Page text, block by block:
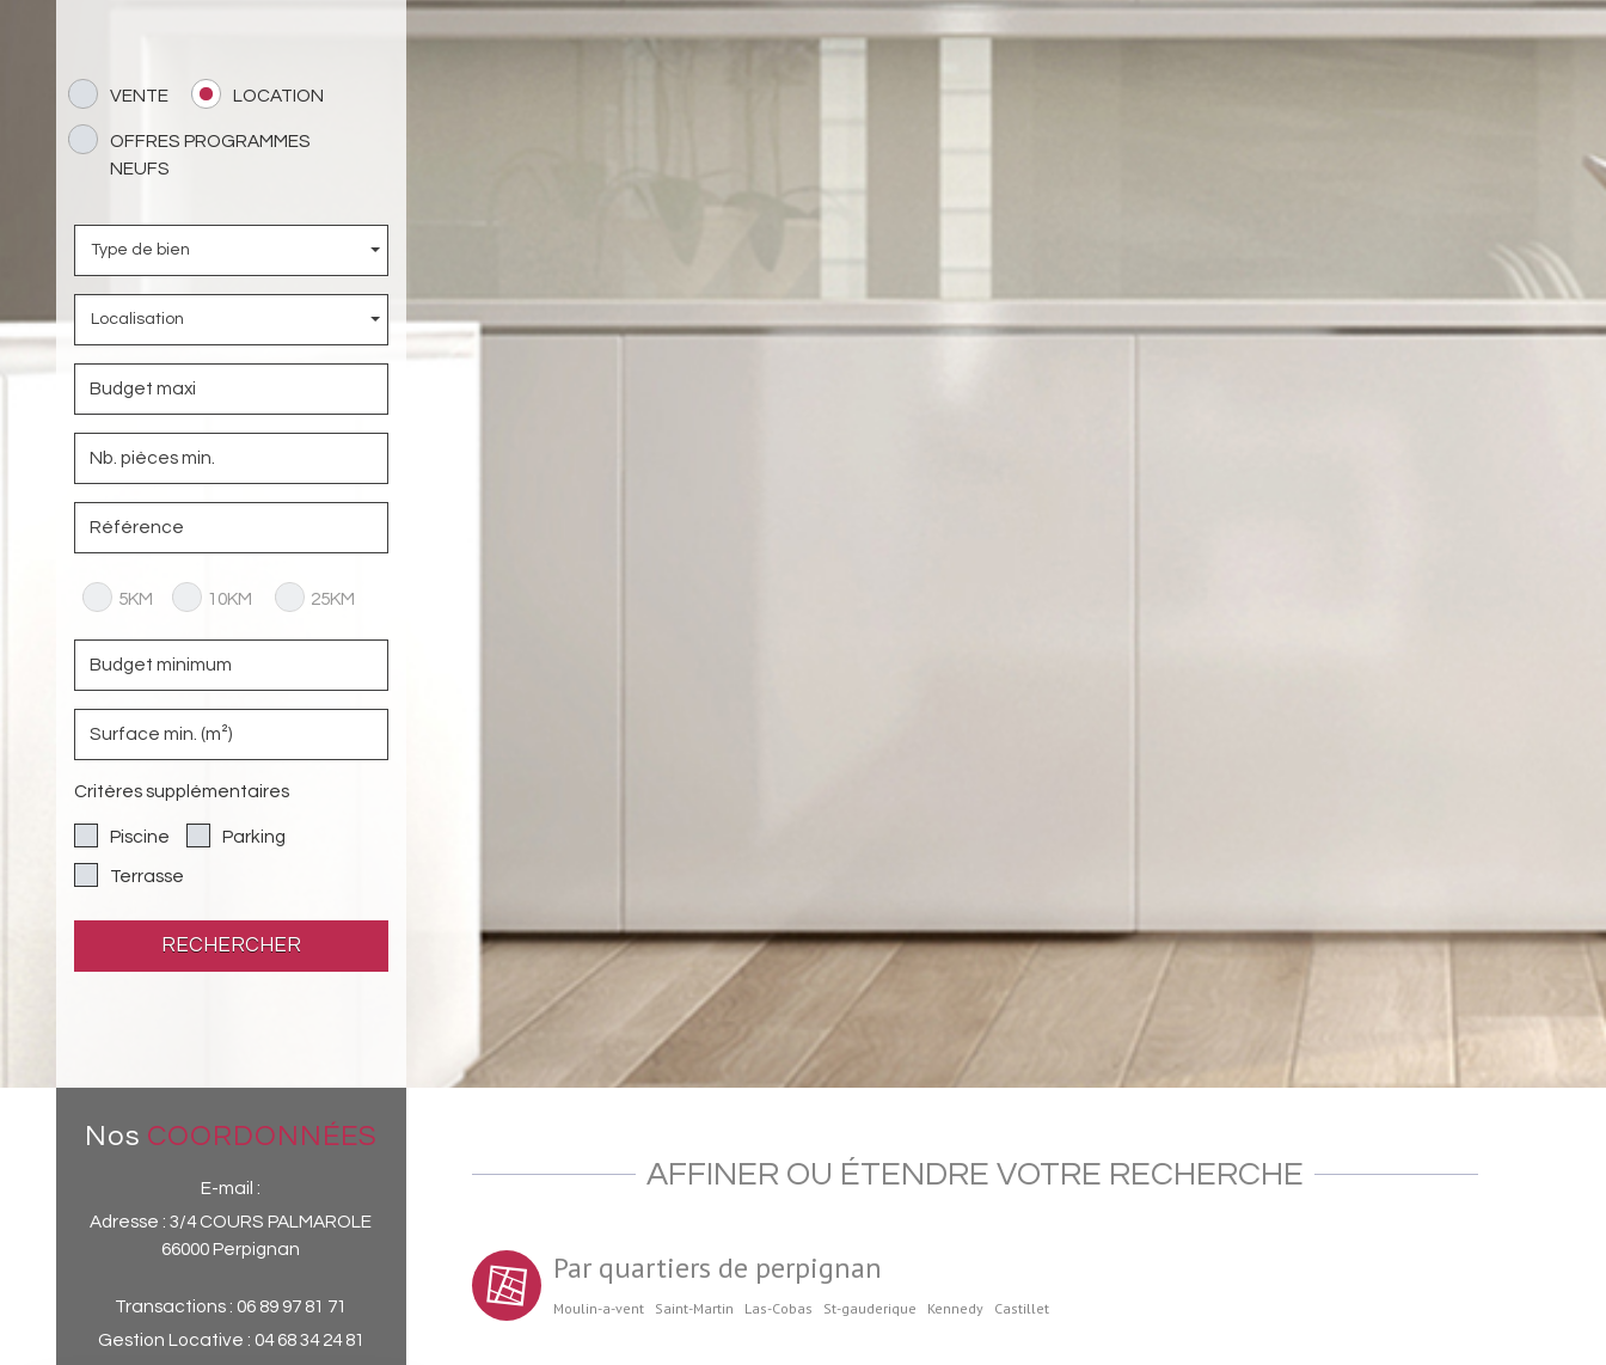
VENTE LOCATION
OFFRES PROGRAMMES
NEUFS
Type de bien
Localisation
5KM 10KM 25KM
Critères supplémentaires
Piscine Parking
Terrasse
RECHERCHER
Nos COORDONNÉES
E-mail :
Adresse :3/4 COURS PALMAROLE
66000 Perpignan
Transactions : 06 89 97 81 71
Gestion Locative : 04 68 34 24 81
AFFINER OU ÉTENDRE VOTRE RECHERCHE
Par quartiers de perpignan
Moulin-a-vent Saint-Martin Las-Cobas St-gauderique Kennedy Castillet